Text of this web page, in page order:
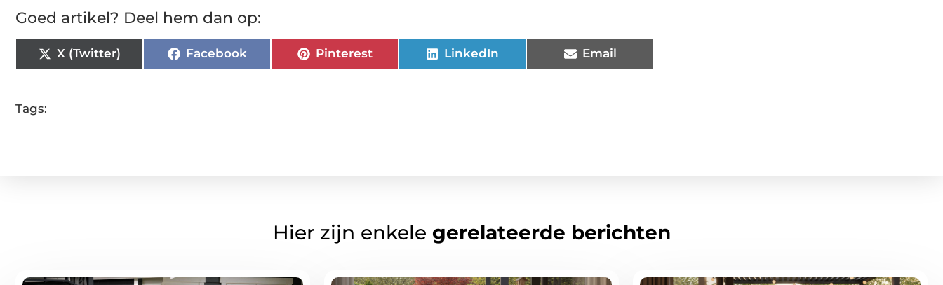
Goed artikel? Deel hem dan op:
X (Twitter) Facebook Pinterest LinkedIn Email
Tags:
Hier zijn enkele gerelateerde berichten